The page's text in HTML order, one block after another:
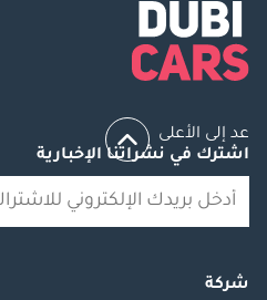
عد إلى الأعلى
اشترك في نشراتنا الإخبارية
شركة